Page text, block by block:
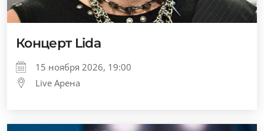
Концерт Lida
15 ноября 2026, 19:00
Live Арена